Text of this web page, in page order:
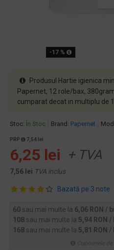
-17 %
Stoc: În Stoc Brand: Papernet
Bazată pe 3 note.
PRP 7,54 lei
6,25 lei + TVA
7,56 lei TVA inclus
Produsul Hartie igienica
Papernet, 12 role/bax,
cumparat decat in multiplu de
60 sau mai multe la 6,06 RON /
108 sau mai multe la 5,94 RON /
168 sau mai multe la 5,81 RON /